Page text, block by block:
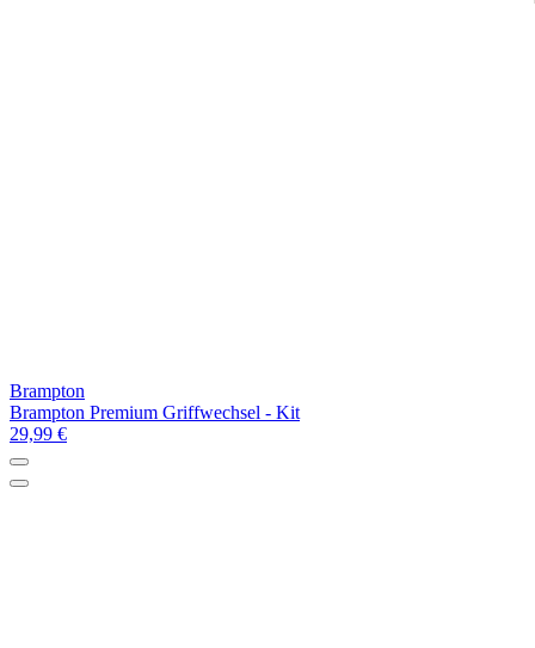
Brampton
Brampton Premium Griffwechsel - Kit
29,99 €